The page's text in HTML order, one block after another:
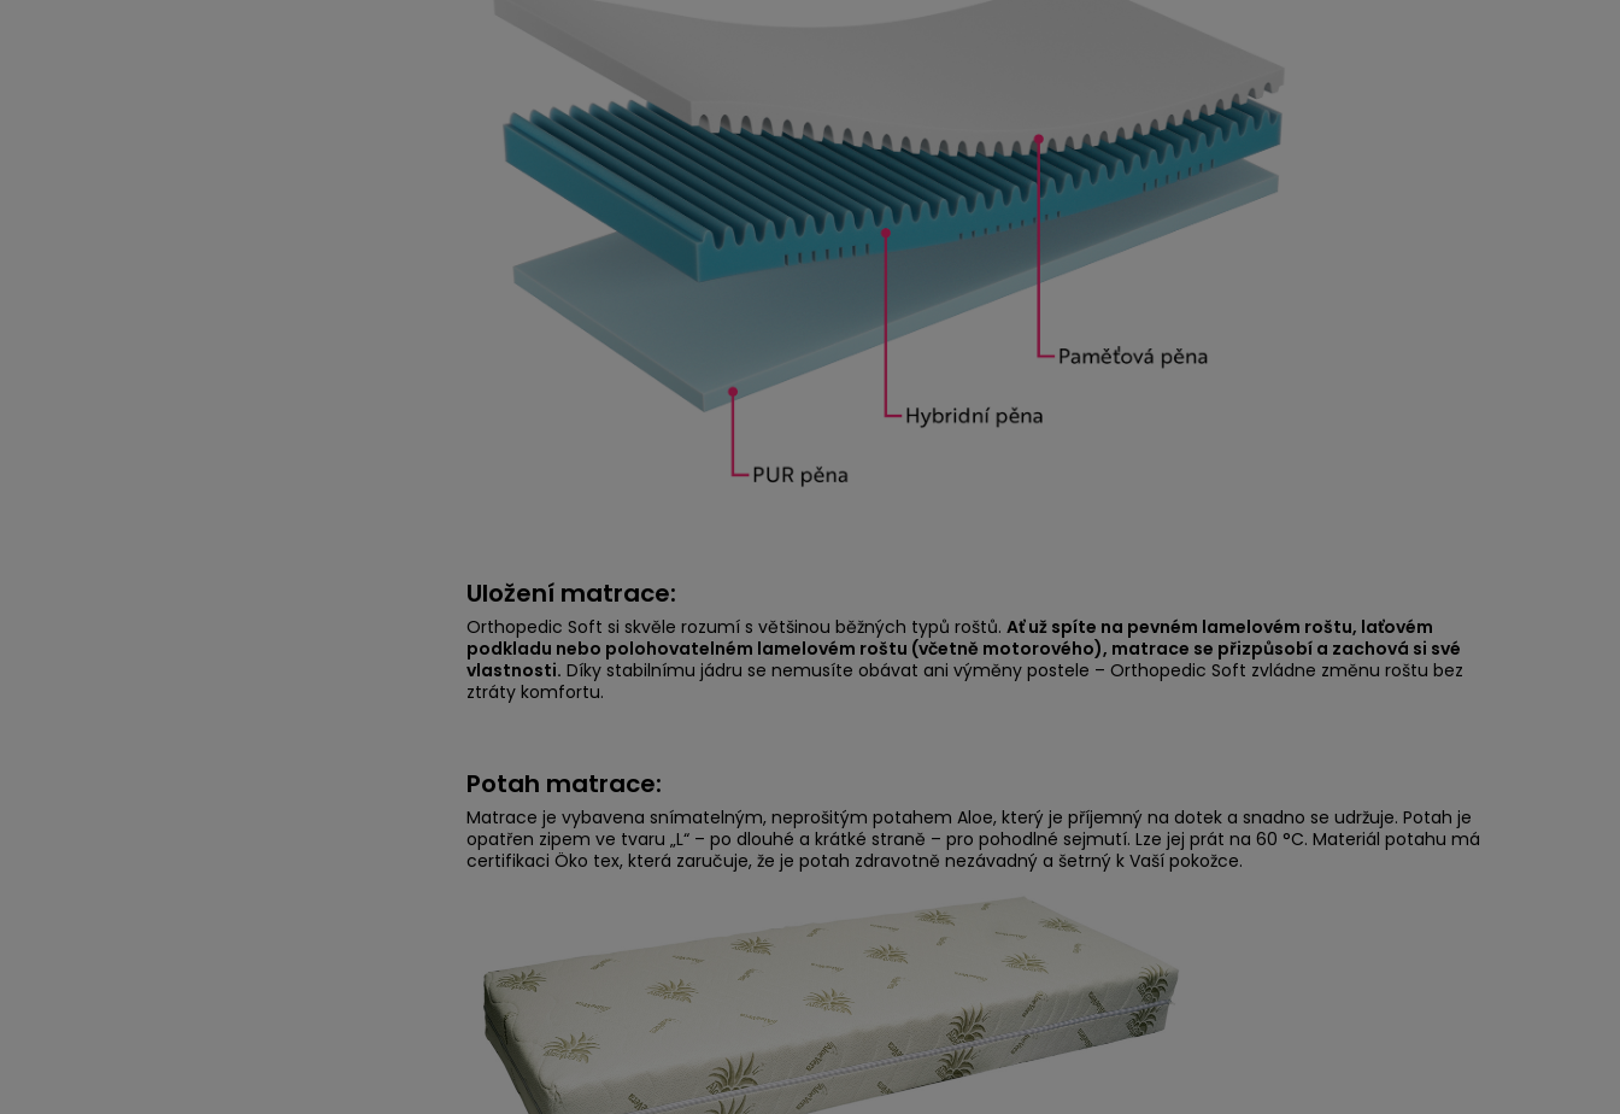
Uložení matrace:
Orthopedic Soft si skvěle rozumí s většinou běžných typů roštů. Ať už spíte na pevném lamelovém roštu, laťovém
podkladu nebo polohovatelném lamelovém roštu (včetně motorového), matrace se přizpůsobí a zachová si své
vlastnosti. Díky stabilnímu jádru se nemusíte obávat ani výměny postele – Orthopedic Soft zvládne změnu roštu bez
ztráty komfortu.
Potah matrace:
Matrace je vybavena snímatelným, neprošitým potahem Aloe, který je příjemný na dotek a snadno se udržuje. Potah je
opatřen zipem ve tvaru „L“ – po dlouhé a krátké straně – pro pohodlné sejmutí. Lze jej prát na 60 °C. Materiál potahu má
certifikaci Öko tex, která zaručuje, že je potah zdravotně nezávadný a šetrný k Vaší pokožce.